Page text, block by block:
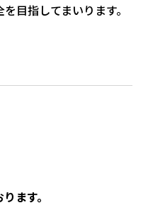
目指してまいります。
ます。